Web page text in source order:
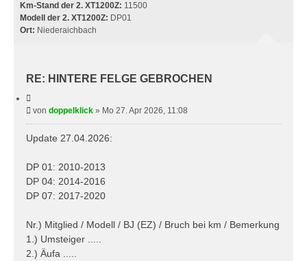
H
E
Km-Stand der 2. XT1200Z: 11500
Modell der 2. XT1200Z: DP01
Ort: Niederaichbach
RE: HINTERE FELGE GEBROCHEN
i
e
r
n
B
e
i
a
g
von doppelklick » Mo 27. Apr 2026, 11:08
Update 27.04.2026:
DP 01: 2010-2013
DP 04: 2014-2016
DP 07: 2017-2020
Nr.) Mitglied / Modell / BJ (EZ) / Bruch bei km / Bemerkung
1.) Umsteiger .....
2.) Äufa .....